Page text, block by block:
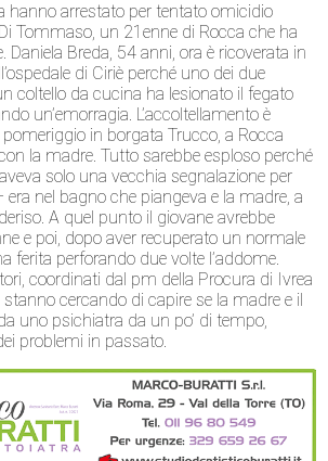
hanno arrestato per tentato omicidio
Tommaso, un 21enne di Rocca che ha
Daniela Breda, 54 anni, ora è ricoverata in
di Ciriè perché uno dei due
coltello da cucina ha lesionato il fegato
un’emorragia. L’accoltellamento è
in borgata Trucco, a Rocca
la madre. Tutto sarebbe esploso perché
solo una vecchia segnalazione per
nel bagno che piangeva e la madre, a
A quel punto il giovane avrebbe
e poi, dopo aver recuperato un normale
ferita perforando due volte l’addome.
coordinati dal pm della Procura di Ivrea
cercando di capire se la madre e il
uno psichiatra da un po’ di tempo,
problemi in passato.